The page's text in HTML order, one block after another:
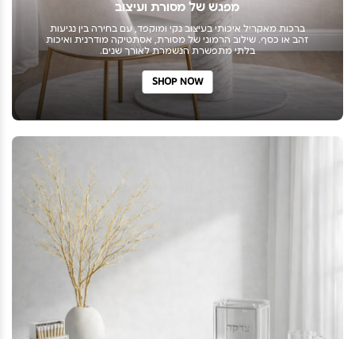
מפגש של מסורת ועיצוב
ברכות מאקריל איכותי בעיצוב נקי ומוקפד, עם בחירה בין נגיעות
זהב או כסף. שילוב הרמוני של מסורת, אסתטיקה מודרנית ואיכות
בלתי מתפשרת הנשמרת לאורך שנים.
SHOP NOW